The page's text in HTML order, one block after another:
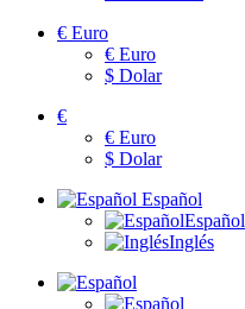
€ Euro
€ Euro
$ Dolar
€
€ Euro
$ Dolar
Español
Español
Inglés